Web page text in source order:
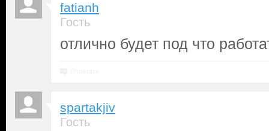
fatianh
Гость
отлично будет под что
spartakjiv
Гость